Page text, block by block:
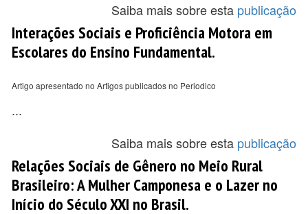
Saiba mais sobre esta publicação
Interações Sociais e Proficiência Motora em
Escolares do Ensino Fundamental.
Artigo apresentado no Artigos publicados no Periodico
...
Saiba mais sobre esta publicação
Relações Sociais de Gênero no Meio Rural
Brasileiro: A Mulher Camponesa e o Lazer no
Início do Século XXI no Brasil.